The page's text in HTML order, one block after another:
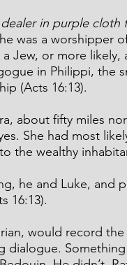
in purple cloth
was a worshipper
Jew, or more
in Philippi, the
(Acts 16:13).
about fifty miles
She had most
the wealthy
he and Luke, and
16:13).
would record the
dialogue.